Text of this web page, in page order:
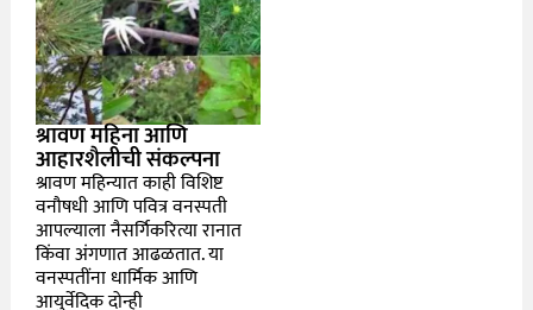
श्रावण महिना आणि
आहारशैलीची संकल्पना
श्रावण महिन्यात काही विशिष्ट
वनौषधी आणि पवित्र वनस्पती
आपल्याला नैसर्गिकरित्या रानात
किंवा अंगणात आढळतात. या
वनस्पतींना धार्मिक आणि
आयुर्वेदिक दोन्ही